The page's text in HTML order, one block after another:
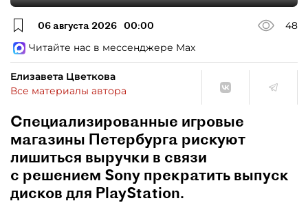
06 августа 2026 00:00
48
Читайте нас в мессенджере Max
Елизавета Цветкова
Все материалы автора
Специализированные игровые
магазины Петербурга рискуют
лишиться выручки в связи
с решением Sony прекратить выпуск
дисков для PlayStation.